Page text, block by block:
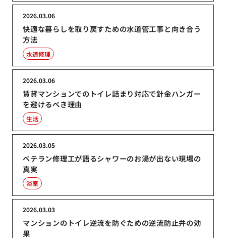
快適な暮らしを取り戻すための水道管工事と向き合う
方法
2026.03.06
水道修理
賃貸マンションでのトイレ詰まり対応で針金ハンガー
を避けるべき理由
2026.03.06
生活
ベテラン修理工が語るシャワーのお湯が出ない現場の
真実
2026.03.05
浴室
マンションのトイレ逆流を防ぐための逆流防止弁の効
果
2026.03.03